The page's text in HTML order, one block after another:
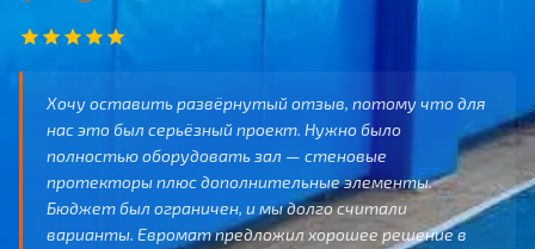
Хочу оставить развёрнутый отзыв, потому что для
нас это был серьёзный проект. Нужно было
полностью оборудовать зал — стеновые
протекторы плюс дополнительные элементы.
Бюджет был ограничен, и мы долго считали
варианты. Евромат предложил хорошее решение в